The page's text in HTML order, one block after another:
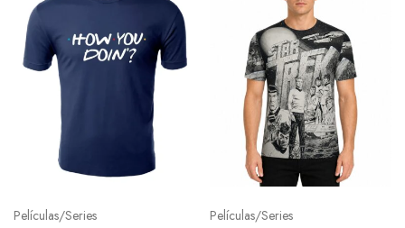
Películas/Series Películas/Series